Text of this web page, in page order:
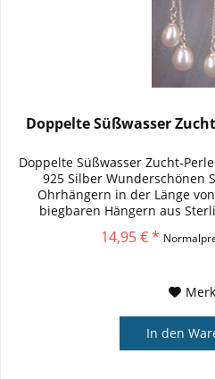
Doppelte Süßwasser
Doppelte Süßwasser Zucht-
925 Silber Wunderschönen
Ohrhängern in der Länge
biegbaren Hängern aus
14,95 € *
In den